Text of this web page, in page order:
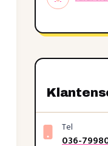
Tel
036-